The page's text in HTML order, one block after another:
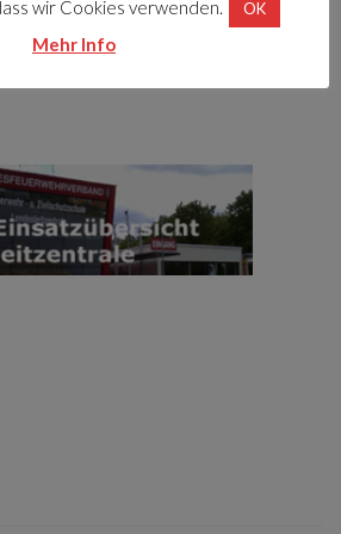
wir Cookies verwenden.
OK
Mehr Info